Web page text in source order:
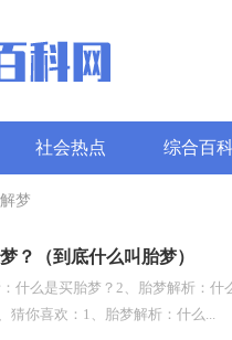
社会热点 综合百
梦
？（到底什么叫胎梦）
么是买胎梦？2、胎梦解析：什
猜你喜欢：1、胎梦解析：什么...